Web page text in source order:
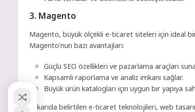
3. Magento
Magento, büyük ölçekli e-ticaret siteleri için ideal
Magento’nun bazı avantajları:
Güçlü SEO özellikleri ve pazarlama araçları
Kapsamlı raporlama ve analiz imkanı sağlar.
Büyük ürün katalogları için uygun bir yapıya
Yukarıda belirtilen e-ticaret teknolojileri, web